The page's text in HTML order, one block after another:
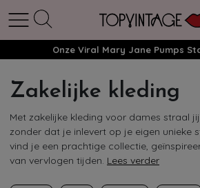
Onze Viral Mary Jane Pumps
Zakelijke kleding
Met zakelijke kleding voor dames straal
zonder dat je inlevert op je eigen unieke
vind je een prachtige collectie,
van vervlogen tijden. Lees verder